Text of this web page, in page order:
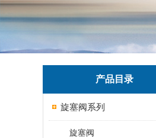
产品目录
旋塞阀系列
旋塞阀